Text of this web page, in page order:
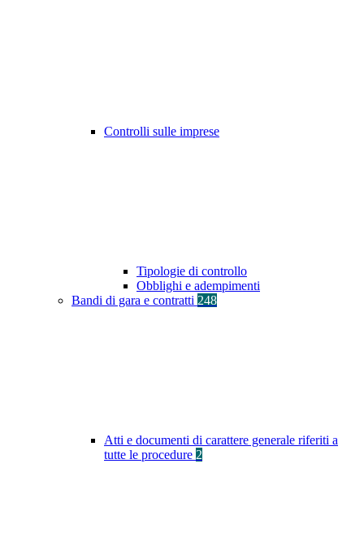
Controlli sulle imprese
Tipologie di controllo
Obblighi e adempimenti
Bandi di gara e contratti 248
Atti e documenti di carattere generale riferiti a
tutte le procedure 2